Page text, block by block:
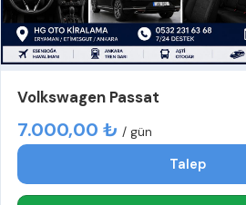
Volkswagen Passat
7.000,00 ₺ / gün
Talep